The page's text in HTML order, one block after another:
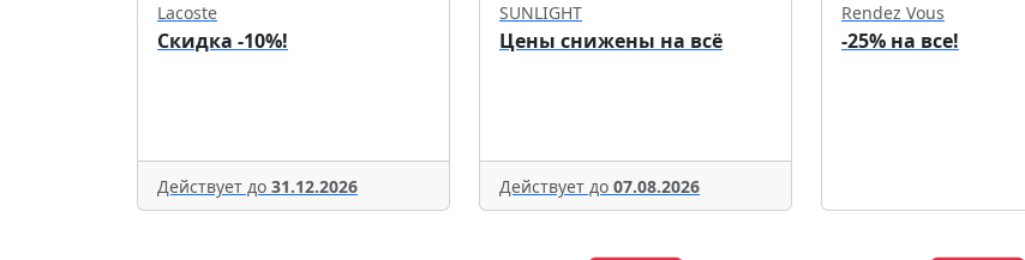
Lacoste
Скидка -10%!
Действует до 31.12.2026
SUNLIGHT
Цены снижены на всё
Действует до 07.08.2026
Rendez Vous
-25% на все!